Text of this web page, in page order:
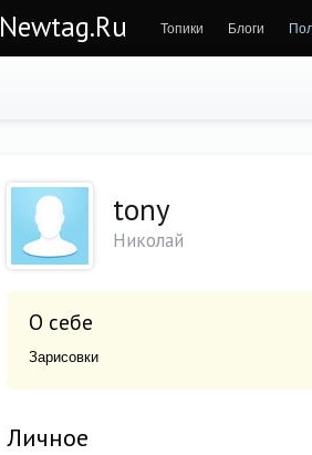
Newtag.Ru Топики Блоги
tony
Николай
О себе
Зарисовки
Личное